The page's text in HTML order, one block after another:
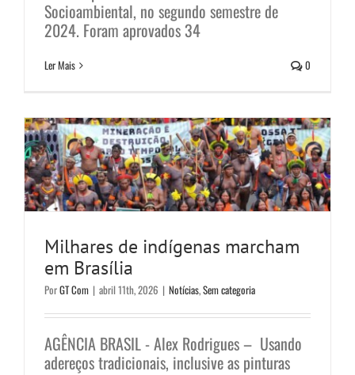
Socioambiental, no segundo semestre de
2024. Foram aprovados 34
Ler Mais 0
Milhares de indígenas marcham
Notícias Sem categoria
Milhares de indígenas marcham
em Brasília
PorGT Com | abril 11th, 2026 | Notícias,Sem categoria
AGÊNCIA BRASIL - Alex Rodrigues – Usando
adereços tradicionais, inclusive as pinturas